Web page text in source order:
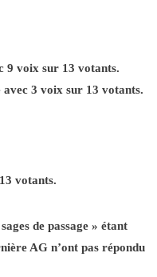
9 voix sur 13 votants.
3 voix sur 13 votants.
votants.
de passage » étant
AG n’ont pas répondu